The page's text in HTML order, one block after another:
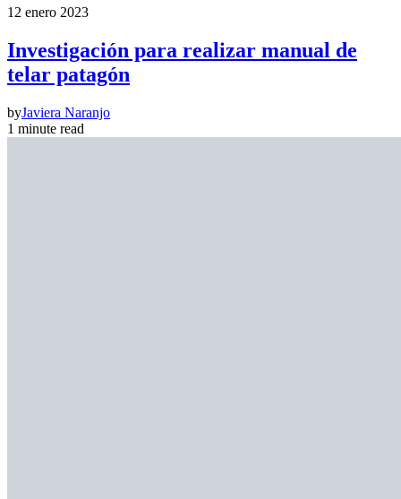
12 enero 2023
Investigación para realizar manual de
telar patagón
byJaviera Naranjo
1 minute read